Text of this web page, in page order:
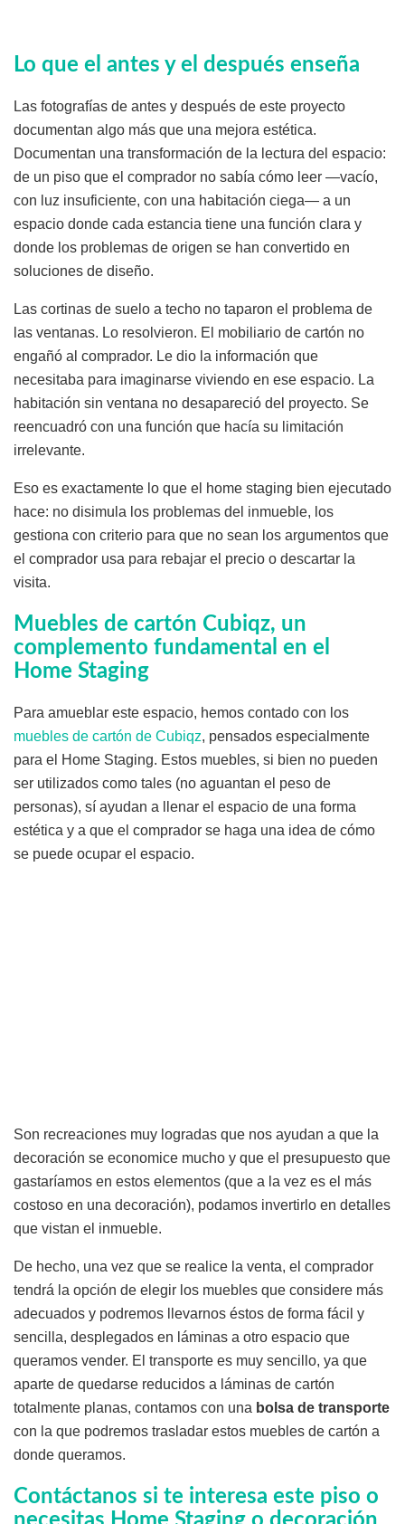
Lo que el antes y el después enseña
Las fotografías de antes y después de este proyecto
documentan algo más que una mejora estética.
Documentan una transformación de la lectura del espacio:
de un piso que el comprador no sabía cómo leer —vacío,
con luz insuficiente, con una habitación ciega— a un
espacio donde cada estancia tiene una función clara y
donde los problemas de origen se han convertido en
soluciones de diseño.
Las cortinas de suelo a techo no taparon el problema de
las ventanas. Lo resolvieron. El mobiliario de cartón no
engañó al comprador. Le dio la información que
necesitaba para imaginarse viviendo en ese espacio. La
habitación sin ventana no desapareció del proyecto. Se
reencuadró con una función que hacía su limitación
irrelevante.
Eso es exactamente lo que el home staging bien ejecutado
hace: no disimula los problemas del inmueble, los
gestiona con criterio para que no sean los argumentos que
el comprador usa para rebajar el precio o descartar la
visita.
Muebles de cartón Cubiqz, un
complemento fundamental en el
Home Staging
Para amueblar este espacio, hemos contado con los
muebles de cartón de Cubiqz, pensados especialmente
para el Home Staging. Estos muebles, si bien no pueden
ser utilizados como tales (no aguantan el peso de
personas), sí ayudan a llenar el espacio de una forma
estética y a que el comprador se haga una idea de cómo
se puede ocupar el espacio.
Son recreaciones muy logradas que nos ayudan a que la
decoración se economice mucho y que el presupuesto que
gastaríamos en estos elementos (que a la vez es el más
costoso en una decoración), podamos invertirlo en detalles
que vistan el inmueble.
De hecho, una vez que se realice la venta, el comprador
tendrá la opción de elegir los muebles que considere más
adecuados y podremos llevarnos éstos de forma fácil y
sencilla, desplegados en láminas a otro espacio que
queramos vender. El transporte es muy sencillo, ya que
aparte de quedarse reducidos a láminas de cartón
totalmente planas, contamos con una bolsa de transporte
con la que podremos trasladar estos muebles de cartón a
donde queramos.
Contáctanos si te interesa este piso o